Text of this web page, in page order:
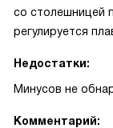
со столешницей
регулируется
Недостатки:
Минусов не
Комментарий: